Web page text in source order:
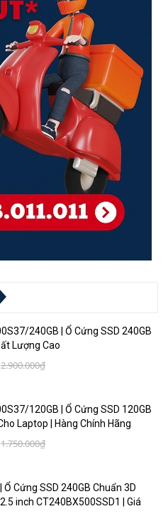
240GB | Ổ Cứng SSD 240GB
Lượng Cao
2.900.000₫
120GB | Ổ Cứng SSD 120GB
Laptop | Hàng Chính Hãng
1.750.000₫
Ổ Cứng SSD 240GB Chuẩn 3D
inch CT240BX500SSD1 | Giá